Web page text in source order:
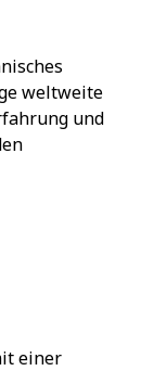
weltweite
und
einer